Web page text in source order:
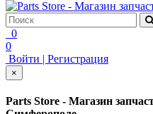
0
0
Войти | Регистрация
×
Parts Store - Магазин